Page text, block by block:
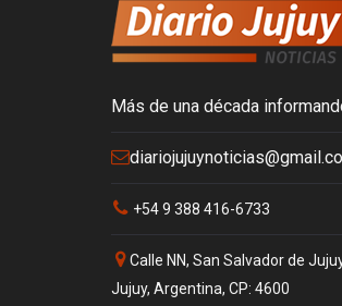
Más de una década
+54 9 388 416-6733
Calle NN, San Salvador de
Jujuy, Argentina, CP: 4600